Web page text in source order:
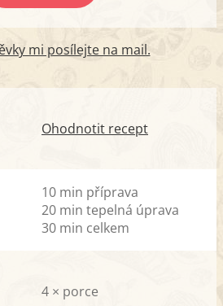
mi posílejte na mail.
Ohodnotit recept
10 min příprava
20 min tepelná úprava
30 min celkem
4 × porce